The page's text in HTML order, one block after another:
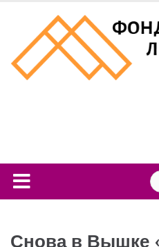
content
Снова в Вышке